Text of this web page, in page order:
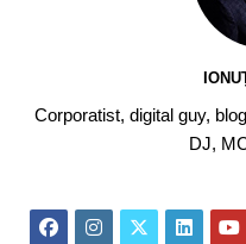
Corporatist, digital guy,
DJ,